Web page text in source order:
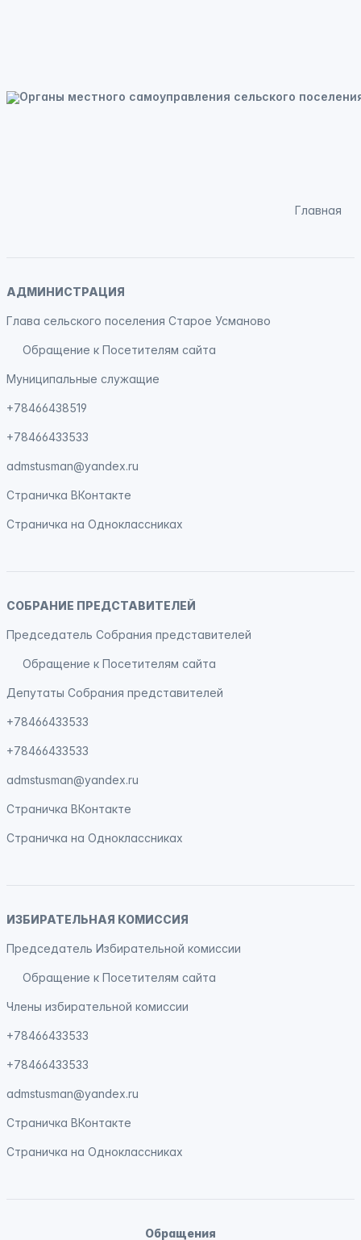
Главная
АДМИНИСТРАЦИЯ
Глава сельского поселения Старое Усманово
Обращение к Посетителям сайта
Муниципальные служащие
+78466438519
+78466433533
admstusman@yandex.ru
Страничка ВКонтакте
Страничка на Одноклассниках
СОБРАНИЕ ПРЕДСТАВИТЕЛЕЙ
Председатель Собрания представителей
Обращение к Посетителям сайта
Депутаты Собрания представителей
+78466433533
+78466433533
admstusman@yandex.ru
Страничка ВКонтакте
Страничка на Одноклассниках
ИЗБИРАТЕЛЬНАЯ КОМИССИЯ
Председатель Избирательной комиссии
Обращение к Посетителям сайта
Члены избирательной комиссии
+78466433533
+78466433533
admstusman@yandex.ru
Страничка ВКонтакте
Страничка на Одноклассниках
Обращения